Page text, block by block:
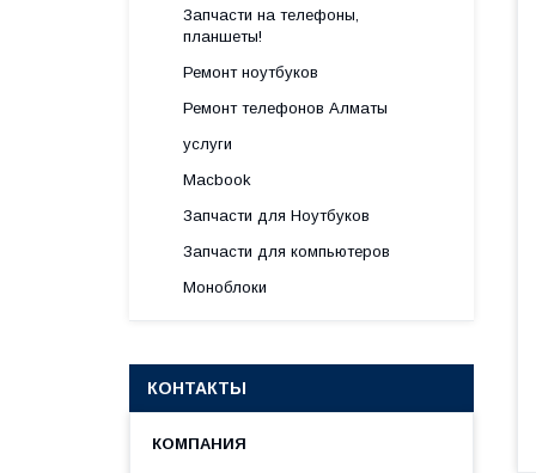
Запчасти на телефоны,
планшеты!
Ремонт ноутбуков
Ремонт телефонов Алматы
услуги
Macbook
Запчасти для Ноутбуков
Запчасти для компьютеров
Моноблоки
КОНТАКТЫ